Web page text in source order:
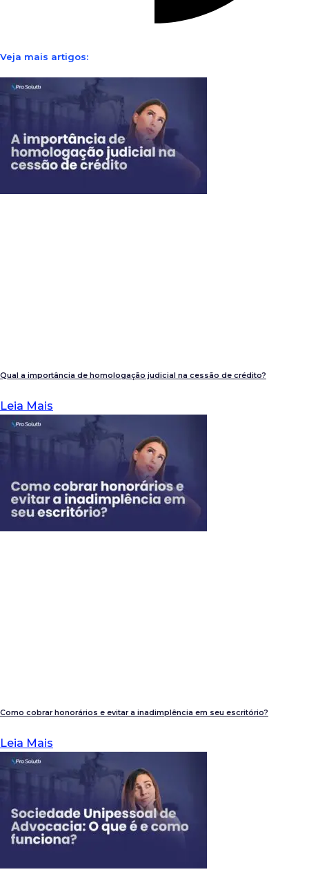
Veja mais artigos:
Qual a importância de homologação judicial na cessão de crédito?
Leia Mais
Como cobrar honorários e evitar a inadimplência em seu escritório?
Leia Mais